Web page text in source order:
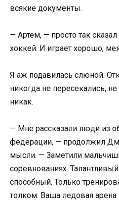
всякие документы.
— Артем, — просто так
хоккей. И играет хорошо,
Я аж подавилась слюной.
никогда не пересекались,
никак.
— Мне рассказали люди из
федерации, — продолжил
мысли. — Заметили
соревнованиях.
способный. Только
толком. Ваша ледовая